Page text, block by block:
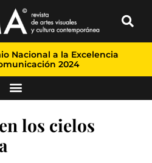
Nacional a la Excelencia
2024
los cielos